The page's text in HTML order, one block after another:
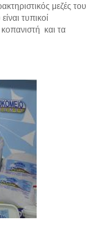
μεζές του
τυπικοί
και τα